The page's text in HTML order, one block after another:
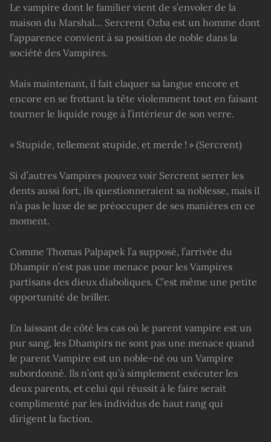
Le vampire dont le familier vient de s’envoler de la
maison du Marshal… Sercrent Ozba est un homme dont
l’apparence convient à sa position de noble dans la
société des Vampires.
Mais maintenant, il fait claquer sa langue encore et
encore en se frottant la tête violemment tout en faisant
tourner le liquide rouge à l’intérieur de son verre.
« Stupide, tellement stupide, et merde ! » (Sercrent)
Si d’autres Vampires pouvez voir Sercrent serrer les
dents aussi fort, ils questionneraient sa noblesse, mais il
n’a pas le luxe de se préoccuper de ses manières en ce
moment.
Comme Thomas Palpapek l’a supposé, l’arrivée du
Dhampir n’est pas une menace pour les Vampires
partisans des dieux diaboliques. C’est même une petite
opportunité de briller.
En laissant de côté les cas où le parent vampire est un
pur sang, les Dhampirs ne sont pas une menace quand
le parent Vampire est un noble-né ou un Vampire
subordonné. Ils n’ont qu’à simplement exécuter les
deux parents, et celui qui réussit à le faire serait
complimenté par les individus de haut rang qui
dirigent la faction.